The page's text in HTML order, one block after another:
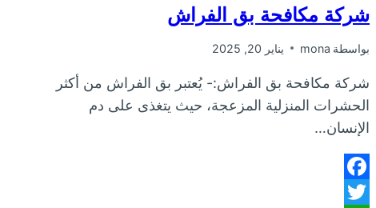
شركة مكافحة بق الفراش
بواسطة mona يناير 20, 2025
شركة مكافحة بق الفراش:- يُعتبر بق الفراش من أكثر
الحشرات المنزلية المزعجة، حيث يتغذى على دم
الإنسان…
Facebook